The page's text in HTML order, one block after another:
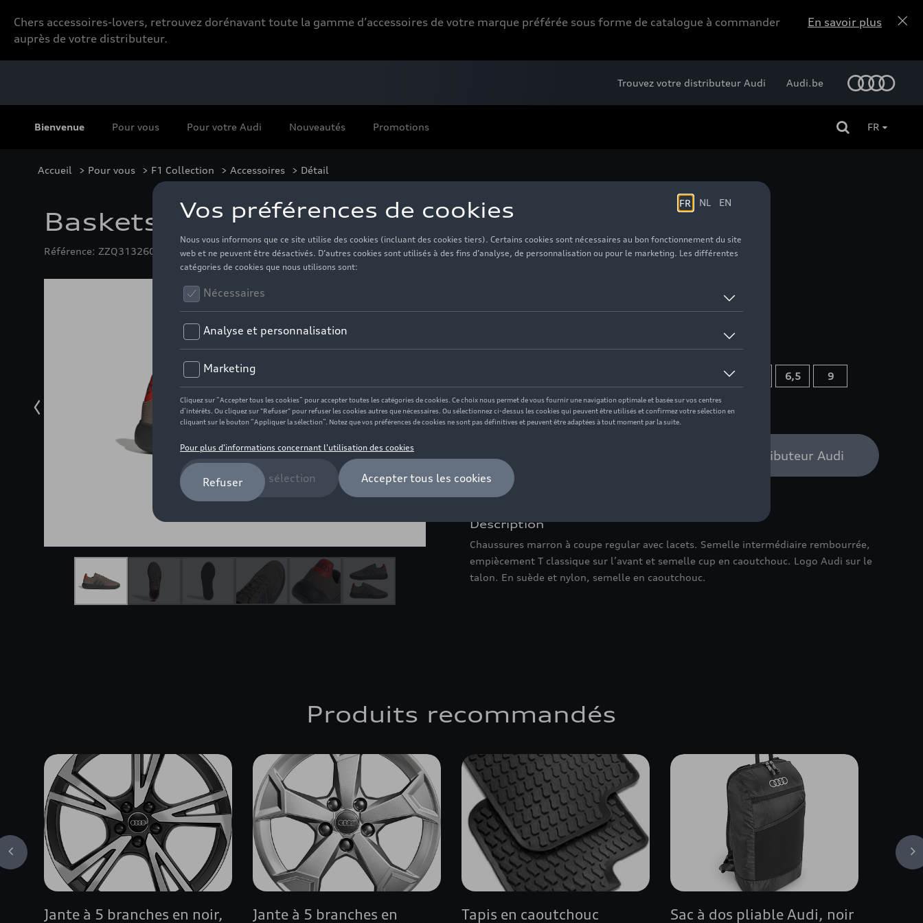
Chers accessoires-lovers, retrouvez dorénavant toute la gamme d’accessoires de votre marque préférée sous forme de catalogue à commander
auprès de votre distributeur.
En savoir plus
Bienvenue Pour vous Pour votre Audi Nouveautés Promotions
Trouvez votre distributeur Audi Audi.be
FR
Accueil > Pour vous > F1 Collection > Accessoires > Détail
Baskets Audi F1 Bar, marron
Référence: ZZQ3132605101M
Taille
10,5 6,5 9
10 5,5 7 8 12 4 4,5
Vérifiez la disponibilité auprès de votre distributeur Audi
Description
Chaussures marron à coupe regular avec lacets. Semelle intermédiaire rembourrée,
empiècement T classique sur l’avant et semelle cup en caoutchouc. Logo Audi sur le
talon. En suède et nylon, semelle en caoutchouc.
Produits recommandés
Jante à 5 branches en noir,
Jante à 5 branches en
Tapis en caoutchouc Sac à dos pliable Audi, noir